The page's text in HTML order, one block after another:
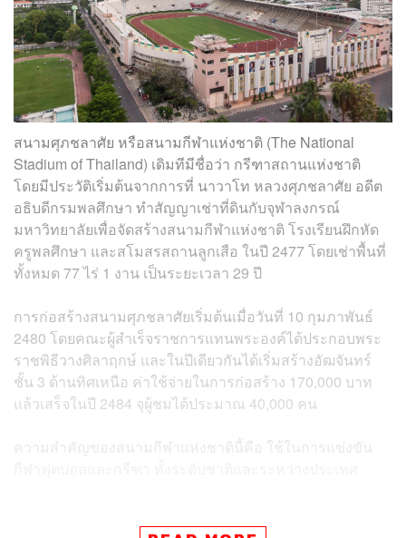
สนามศุภชลาศัย หรือสนามกีฬาแห่งชาติ (The National
Stadium of Thailand) เดิมทีมีชื่อว่า กรีฑาสถานแห่งชาติ
โดยมีประวัติเริ่มต้นจากการที่ นาวาโท หลวงศุภชลาศัย อดีต
อธิบดีกรมพลศึกษา ทำสัญญาเช่าที่ดินกับจุฬาลงกรณ์
มหาวิทยาลัยเพื่อจัดสร้างสนามกีฬาแห่งชาติ โรงเรียนฝึกหัด
ครูพลศึกษา และสโมสรสถานลูกเสือ ในปี 2477 โดยเช่าพื้นที่
ทั้งหมด 77 ไร่ 1 งาน เป็นระยะเวลา 29 ปี
การก่อสร้างสนามศุภชลาศัยเริ่มต้นเมื่อวันที่ 10 กุมภาพันธ์
2480 โดยคณะผู้สำเร็จราชการแทนพระองค์ได้ประกอบพระ
ราชพิธีวางศิลาฤกษ์ และในปีเดียวกันได้เริ่มสร้างอัฒจันทร์
ชั้น 3 ด้านทิศเหนือ ค่าใช้จ่ายในการก่อสร้าง 170,000 บาท
แล้วเสร็จในปี 2484 จุผู้ชมได้ประมาณ 40,000 คน
ความสำคัญของสนามกีฬาแห่งชาตินี้คือ ใช้ในการแข่งขัน